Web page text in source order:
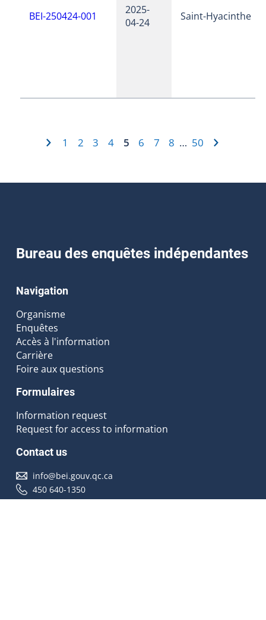
BEI-250424-001
2025-
04-24
Saint-Hyacinthe
1 2 3 4 5 6 7 8 … 50
Bureau des enquêtes indépendantes
Navigation
Organisme
Enquêtes
Accès à l'information
Carrière
Foire aux questions
Formulaires
Information request
Request for access to information
Contact us
info@bei.gouv.qc.ca
450 640-1350